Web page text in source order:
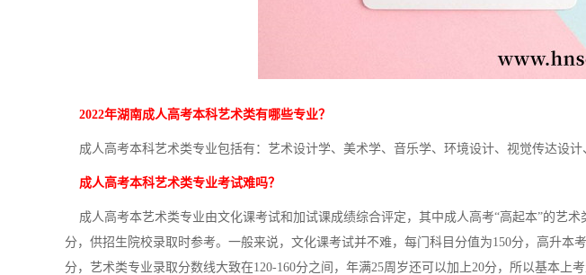
2022年湖南成人高考本科艺术类有哪些专业？
成人高考本科艺术类专业包括有：艺术设计学、美术学、音乐学、环境设计、视觉传达设计
成人高考本科艺术类专业考试难吗？
成人高考本艺术类专业由文化课考试和加试课成绩综合评定，其中成人高考“高起本”的艺
分，供招生院校录取时参考。一般来说，文化课考试并不难，每门科目分值为150分，高升本
分，艺术类专业录取分数线大致在120-160分之间，年满25周岁还可以加上20分，所以基本上